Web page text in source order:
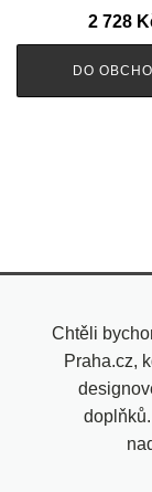
2 728
DO
Chtěli
Praha.cz,